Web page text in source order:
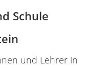
Schule
und Lehrer in